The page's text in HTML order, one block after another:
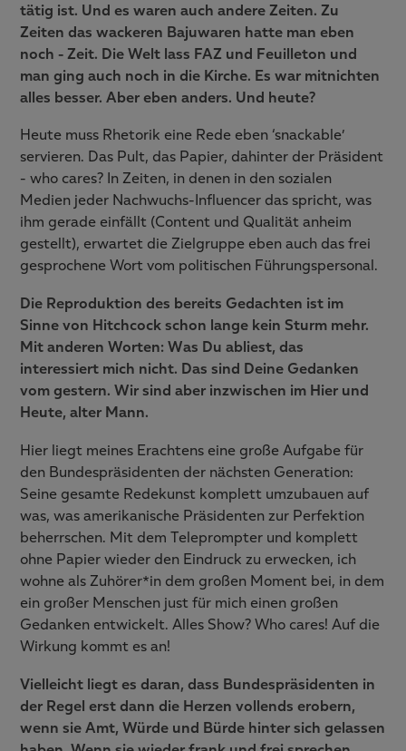
tätig ist. Und es waren auch andere Zeiten. Zu
Zeiten das wackeren Bajuwaren hatte man eben
noch - Zeit. Die Welt lass FAZ und Feuilleton und
man ging auch noch in die Kirche. Es war mitnichten
alles besser. Aber eben anders. Und heute?
Heute muss Rhetorik eine Rede eben ‘snackable’
servieren. Das Pult, das Papier, dahinter der Präsident
- who cares? In Zeiten, in denen in den sozialen
Medien jeder Nachwuchs-Influencer das spricht, was
ihm gerade einfällt (Content und Qualität anheim
gestellt), erwartet die Zielgruppe eben auch das frei
gesprochene Wort vom politischen Führungspersonal.
Die Reproduktion des bereits Gedachten ist im
Sinne von Hitchcock schon lange kein Sturm mehr.
Mit anderen Worten: Was Du abliest, das
interessiert mich nicht. Das sind Deine Gedanken
vom gestern. Wir sind aber inzwischen im Hier und
Heute, alter Mann.
Hier liegt meines Erachtens eine große Aufgabe für
den Bundespräsidenten der nächsten Generation:
Seine gesamte Redekunst komplett umzubauen auf
was, was amerikanische Präsidenten zur Perfektion
beherrschen. Mit dem Teleprompter und komplett
ohne Papier wieder den Eindruck zu erwecken, ich
wohne als Zuhörer*in dem großen Moment bei, in dem
ein großer Menschen just für mich einen großen
Gedanken entwickelt. Alles Show? Who cares! Auf die
Wirkung kommt es an!
Vielleicht liegt es daran, dass Bundespräsidenten in
der Regel erst dann die Herzen vollends erobern,
wenn sie Amt, Würde und Bürde hinter sich gelassen